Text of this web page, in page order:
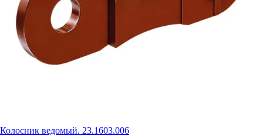
Колосник ведомый. 23.1603.006